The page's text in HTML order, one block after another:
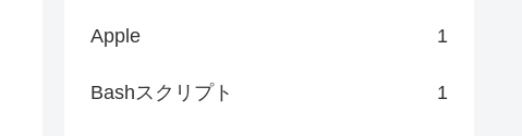
Apple 1
Bashスクリプト 1